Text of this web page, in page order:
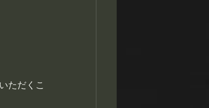
ただくこ